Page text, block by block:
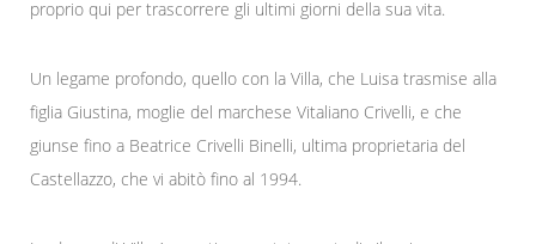
proprio qui per trascorrere gli ultimi giorni della sua vita.
Un legame profondo, quello con la Villa, che Luisa trasmise alla
figlia Giustina, moglie del marchese Vitaliano Crivelli, e che
giunse fino a Beatrice Crivelli Binelli, ultima proprietaria del
Castellazzo, che vi abitò fino al 1994.